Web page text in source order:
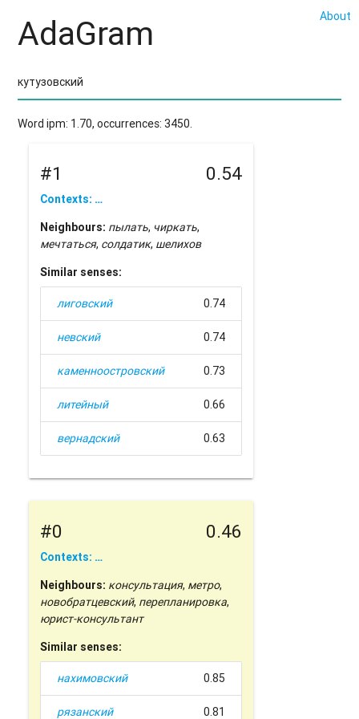
About
AdaGram
Word ipm: 1.70, occurrences: 3450.
#1 0.54
Contexts: …
Neighbours: пылать, чиркать,
мечтаться, солдатик, шелихов
Similar senses:
лиговский 0.74
невский 0.74
каменноостровский 0.73
литейный 0.66
вернадский 0.63
#0 0.46
Contexts: …
Neighbours: консультация, метро,
новобратцевский, перепланировка,
юрист-консультант
Similar senses:
нахимовский 0.85
рязанский 0.81